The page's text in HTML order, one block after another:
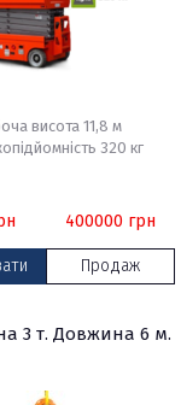
висота 11,8 м
320 кг
400000 грн
Продаж
3 т. Довжина 6 м.